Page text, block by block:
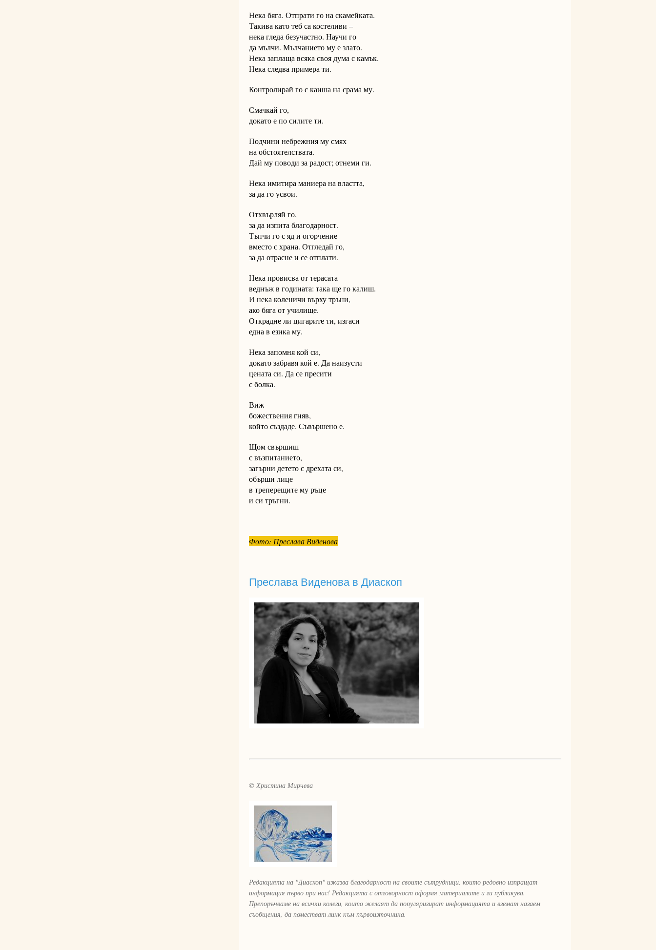
Нека бяга. Отпрати го на скамейката.
Такива като теб са костеливи –
нека гледа безучастно. Научи го
да мълчи. Мълчанието му е злато.
Нека заплаща всяка своя дума с камък.
Нека следва примера ти.
Контролирай го с каиша на срама му.
Смачкай го,
докато е по силите ти.
Подчини небрежния му смях
на обстоятелствата.
Дай му поводи за радост; отнеми ги.
Нека имитира маниера на властта,
за да го усвои.
Отхвърляй го,
за да изпита благодарност.
Тъпчи го с яд и огорчение
вместо с храна. Отгледай го,
за да отрасне и се отплати.
Нека провисва от терасата
веднъж в годината: така ще го калиш.
И нека коленичи върху тръни,
ако бяга от училище.
Открадне ли цигарите ти, изгаси
една в езика му.
Нека запомня кой си,
докато забравя кой е. Да наизусти
цената си. Да се пресити
с болка.
Виж
божествения гняв,
който създаде. Съвършено е.
Щом свършиш
с възпитанието,
загърни детето с дрехата си,
обърши лице
в треперещите му ръце
и си тръгни.
Фото: Преслава Виденова
Преслава Виденова в Диаскоп
© Христина Мирчева
Редакцията на "Диаскоп" изказва благодарност на своите сътрудници, които редовно изпращат
информация първо при нас! Редакцията с отговорност оформя материалите и ги публикува.
Препоръчваме на всички колеги, които желаят да популяризират информацията и вземат назаем
съобщения, да поместват линк към първоизточника.